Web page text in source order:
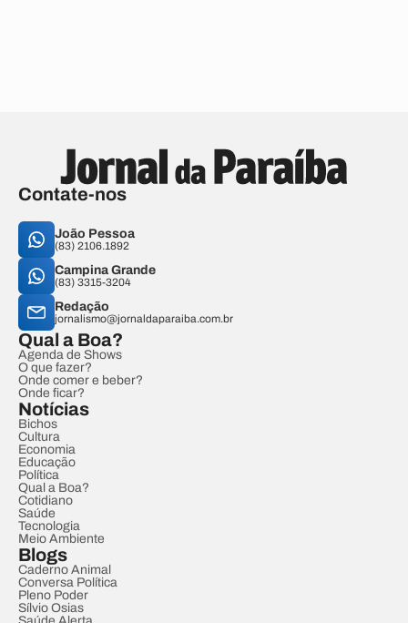
Contate-nos
João Pessoa
(83) 2106.1892
Campina Grande
(83) 3315-3204
Redação
jornalismo@jornaldaparaiba.com.br
Qual a Boa?
Agenda de Shows
O que fazer?
Onde comer e beber?
Onde ficar?
Notícias
Bichos
Cultura
Economia
Educação
Política
Qual a Boa?
Cotidiano
Saúde
Tecnologia
Meio Ambiente
Blogs
Caderno Animal
Conversa Política
Pleno Poder
Sílvio Osias